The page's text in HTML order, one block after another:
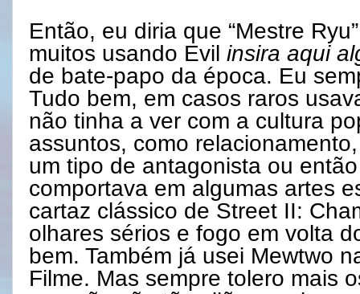
Então, eu diria que “Mestre
muitos usando Evil insira aqui
de bate-papo da época. Eu
Tudo bem, em casos raros
não tinha a ver com a cultura
assuntos, como
um tipo de antagonista ou
comportava em algumas artes
cartaz clássico de Street II:
olhares sérios e fogo em volta
bem. Também já usei Mewtwo
Filme. Mas sempre tolero mais